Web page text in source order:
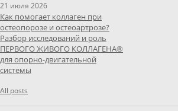
21 июля 2026
Как помогает коллаген при
остеопорозе и остеоартрозе?
Разбор исследований и роль
ПЕРВОГО ЖИВОГО КОЛЛАГЕНА®
для опорно-двигательной
системы
All posts